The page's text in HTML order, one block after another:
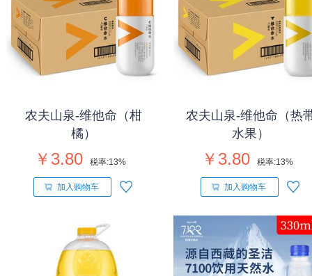
农夫山泉-维他命（柑
橘）
￥3.80 税率:13%
加入购物车
农夫山泉-维他命（热
水果）
￥3.80 税率:13%
加入购物车